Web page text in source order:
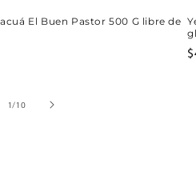
El Buen Pastor 500 G libre de
1/de
10